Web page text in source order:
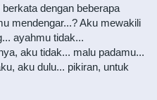
dengan beberapa
mendengar...? Aku mewakili
ayahmu tidak...
aku tidak... malu padamu...
aku dulu... pikiran, untuk